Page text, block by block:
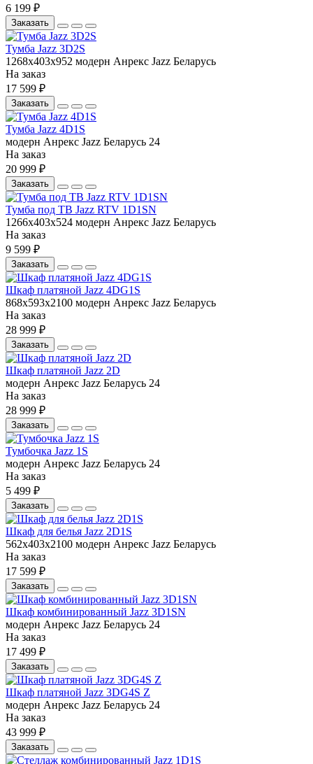
6 199 ₽
Заказать
Тумба Jazz 3D2S
1268x403x952 модерн Анрекс Jazz Беларусь
На заказ
17 599 ₽
Заказать
Тумба Jazz 4D1S
модерн Анрекс Jazz Беларусь 24
На заказ
20 999 ₽
Заказать
Тумба под ТВ Jazz RTV 1D1SN
1266x403x524 модерн Анрекс Jazz Беларусь
На заказ
9 599 ₽
Заказать
Шкаф платяной Jazz 4DG1S
868x593x2100 модерн Анрекс Jazz Беларусь
На заказ
28 999 ₽
Заказать
Шкаф платяной Jazz 2D
модерн Анрекс Jazz Беларусь 24
На заказ
28 999 ₽
Заказать
Тумбочка Jazz 1S
модерн Анрекс Jazz Беларусь 24
На заказ
5 499 ₽
Заказать
Шкаф для белья Jazz 2D1S
562x403x2100 модерн Анрекс Jazz Беларусь
На заказ
17 599 ₽
Заказать
Шкаф комбинированный Jazz 3D1SN
модерн Анрекс Jazz Беларусь 24
На заказ
17 499 ₽
Заказать
Шкаф платяной Jazz 3DG4S Z
модерн Анрекс Jazz Беларусь 24
На заказ
43 999 ₽
Заказать